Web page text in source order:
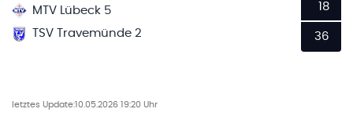
MTV Lübeck 5
TSV Travemünde 2
18
36
letztes Update:10.05.2026 19:20 Uhr